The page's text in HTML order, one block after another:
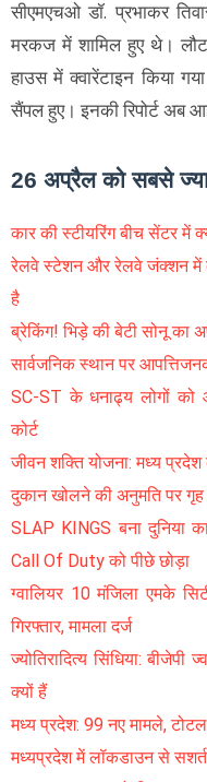
सीएमएचओ डॉ. प्रभाकर
मरकज में शामिल हुए थे।
हाउस में क्वारेंटाइन किया
सैंपल हुए। इनकी रिपोर्ट अब
26 अप्रैल को सबसे
कार की स्टीयरिंग बीच सेंटर में
रेलवे स्टेशन और रेलवे जंक्शन में
है
ब्रेकिंग! भिड़े की बेटी सोनू का
सार्वजनिक स्थान पर
SC-ST के धनाढ्य लोगों को
कोर्ट
जीवन शक्ति योजना: मध्य
दुकान खोलने की अनुमति पर गृह
SLAP KINGS बना दुनिया
Call Of Duty को पीछे छोड़ा
ग्वालियर 10 मंजिला एमके
गिरफ्तार, मामला दर्ज
ज्योतिरादित्य सिंधिया:
क्यों हैं
मध्य प्रदेश: 99 नए मामले,
मध्यप्रदेश में लॉकडाउन से सशर्त